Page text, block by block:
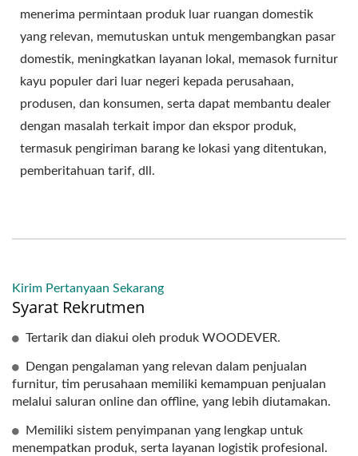
menerima permintaan produk luar ruangan domestik
yang relevan, memutuskan untuk mengembangkan pasar
domestik, meningkatkan layanan lokal, memasok furnitur
kayu populer dari luar negeri kepada perusahaan,
produsen, dan konsumen, serta dapat membantu dealer
dengan masalah terkait impor dan ekspor produk,
termasuk pengiriman barang ke lokasi yang ditentukan,
pemberitahuan tarif, dll.
Kirim Pertanyaan Sekarang
Syarat Rekrutmen
Tertarik dan diakui oleh produk WOODEVER.
Dengan pengalaman yang relevan dalam penjualan
furnitur, tim perusahaan memiliki kemampuan penjualan
melalui saluran online dan offline, yang lebih diutamakan.
Memiliki sistem penyimpanan yang lengkap untuk
menempatkan produk, serta layanan logistik profesional.